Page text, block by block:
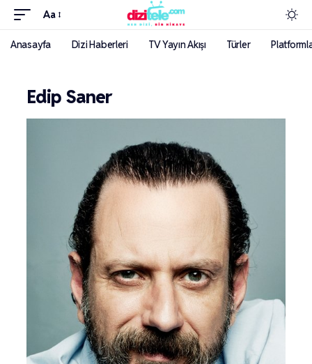
Aa
Anasayfa Dizi Haberleri TV Yayın Akışı Türler
Edip Saner